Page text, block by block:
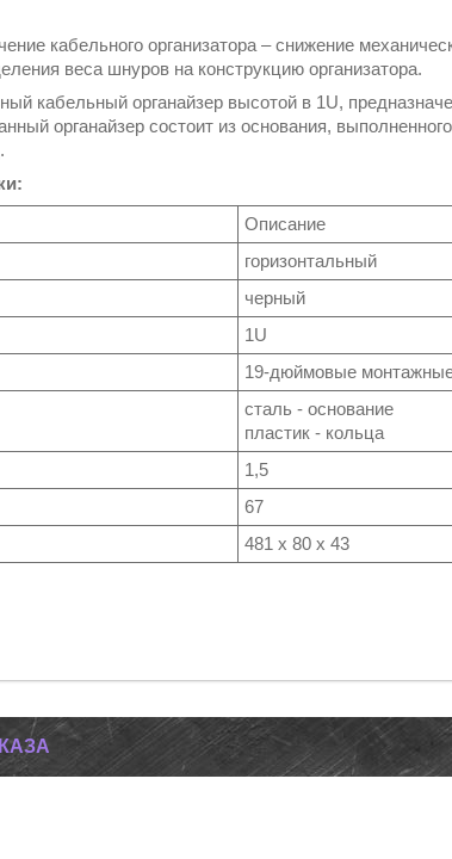
кабельного организатора – снижение
веса шнуров на конструкцию организатора.
кабельный органайзер высотой в 1U,
органайзер состоит из основания,
Описание
горизонтальный
черный
1U
19-дюймовые
сталь - основание
пластик - кольца
1,5
67
481 х 80 х 43